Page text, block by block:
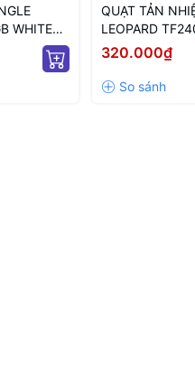
WHITE
QUẠT TẢN
LEOPARD
WHITE (MÀU
320.000₫